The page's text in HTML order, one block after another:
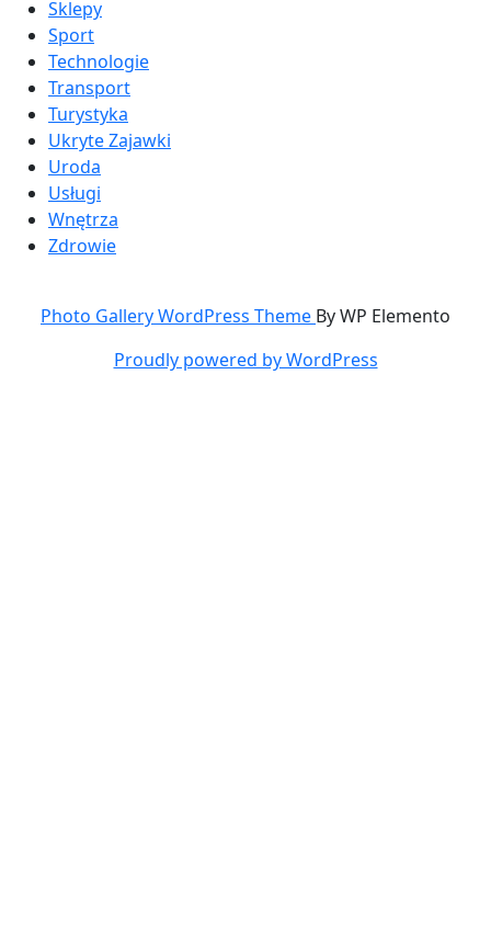
Sklepy
Sport
Technologie
Transport
Turystyka
Ukryte Zajawki
Uroda
Usługi
Wnętrza
Zdrowie
Photo Gallery WordPress Theme By WP Elemento
Proudly powered by WordPress